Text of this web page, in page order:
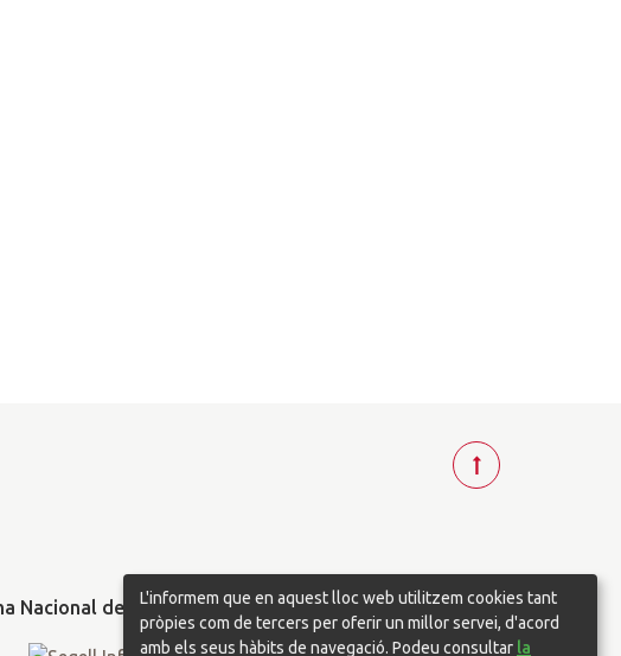
T
a
r
a
L'informem que en aquest lloc web utilitzem cookies tant
pròpies com de tercers per oferir un millor servei, d'acord
amb els seus hàbits de navegació. Podeu consultar la